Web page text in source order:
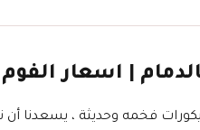
| اسعار
فخمه وحديثة ، يسعدنا